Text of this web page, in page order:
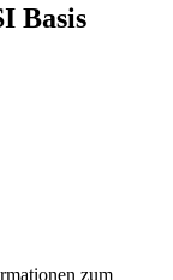
Basis
zum